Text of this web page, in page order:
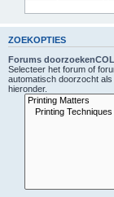
ZOEKOPTIES
Forums
Selecteer het forum of
automatisch doorzocht
hieronder.